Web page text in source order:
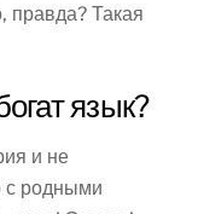
правда? Такая
язык?
и не
с родными